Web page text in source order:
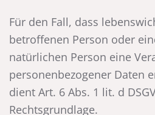
Für den Fall, dass
betroffenen Person oder
natürlichen Person eine
personenbezogener Daten
dient Art. 6 Abs. 1 lit. d
Rechtsgrundlage.